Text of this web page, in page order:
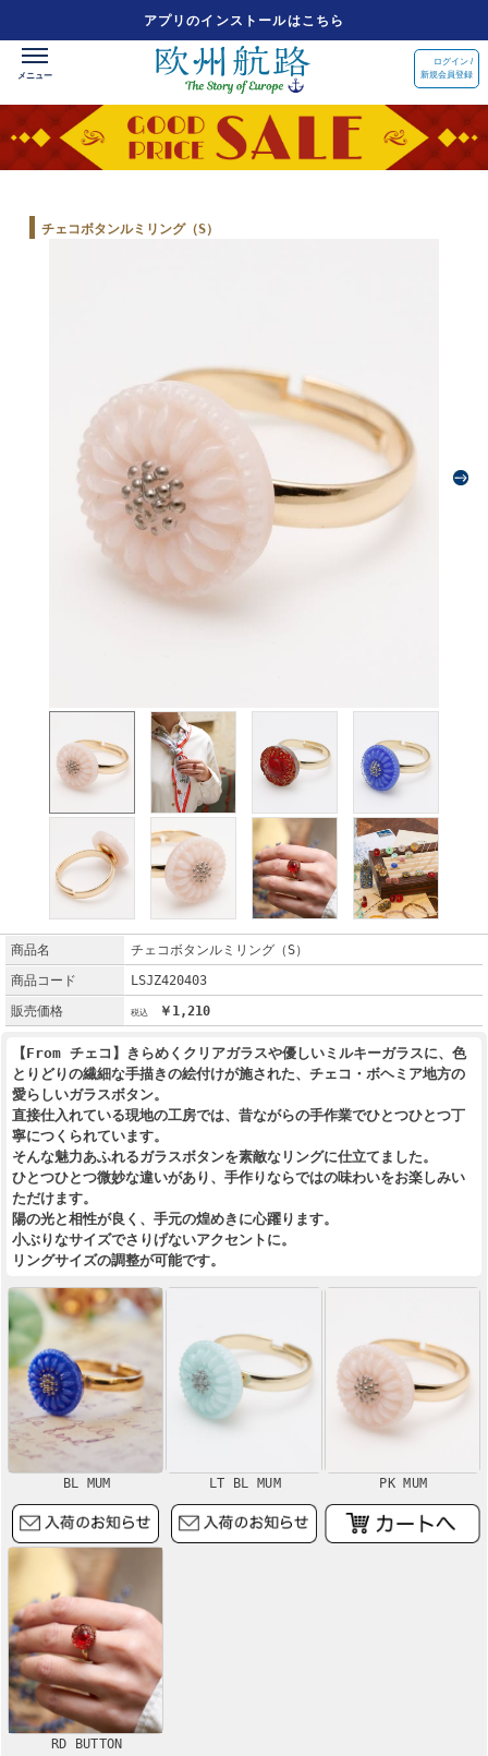
アプリのインストールはこちら
ログイン /
新規会員登録
チェコボタンルミリング（S）
商品名
チェコボタンルミリング（S）
商品コード
LSJZ420403
販売価格
￥1,210
【From チェコ】きらめくクリアガラスや優しいミルキーガラスに、色
とりどりの繊細な手描きの絵付けが施された、チェコ・ボヘミア地方の
愛らしいガラスボタン。
直接仕入れている現地の工房では、昔ながらの手作業でひとつひとつ丁
寧につくられています。
そんな魅力あふれるガラスボタンを素敵なリングに仕立てました。
ひとつひとつ微妙な違いがあり、手作りならではの味わいをお楽しみい
ただけます。
陽の光と相性が良く、手元の煌めきに心躍ります。
小ぶりなサイズでさりげないアクセントに。
リングサイズの調整が可能です。
BL MUM LT BL MUM PK MUM
RD BUTTON